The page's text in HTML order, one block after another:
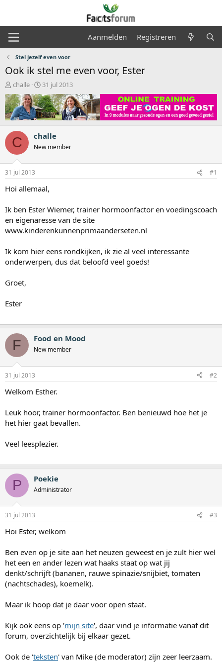
Aanmelden Registreren
Stel jezelf even voor
Ook ik stel me even voor, Ester
O
n
d
e
r
w
e
r
p
s
t
r
e
r
challe
S
t
a
r
t
a
t
m
31 jul 2013
C challe
New member
31 jul 2013 #1
Hoi allemaal,
Ik ben Ester Wiemer, trainer hormoonfactor en voedingscoach
en eigenaresse van de site
www.kinderenkunnenprimaanderseten.nl
Ik kom hier eens rondkijken, ik zie al veel interessante
onderwerpen, dus dat beloofd veel goeds!
Groet,
Ester
F Food en Mood
New member
31 jul 2013 #2
Welkom Esther.
Leuk hoor, trainer hormoonfactor. Ben benieuwd hoe het je
het hier gaat bevallen.
Veel leesplezier.
P Poekie
Administrator
31 jul 2013 #3
Hoi Ester, welkom
Ben even op je site aan het neuzen geweest en je zult hier wel
het een en ander lezen wat haaks staat op wat jij
denkt/schrijft (bananen, rauwe spinazie/snijbiet, tomaten
(nachtschades), koemelk).
Maar ik hoop dat je daar voor open staat.
Kijk ook eens op 'mijn site', daar vind je informatie vanaf dit
forum, overzichtelijk bij elkaar gezet.
Ook de 'teksten' van Mike (de moderator) zijn zeer leerzaam.